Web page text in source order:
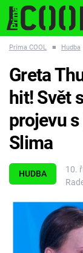
ESCAPE
Témata
Seriály
Prima COOL ■ Hudba
HUDBA
10.
Greta
hit! Svět
projevu
Slima